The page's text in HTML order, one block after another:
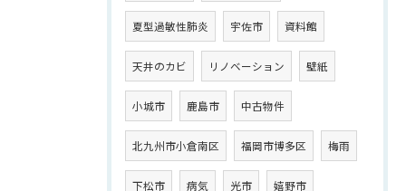
夏型過敏性肺炎 宇佐市 資料館
天井のカビ リノベーション 壁紙
小城市 鹿島市 中古物件
北九州市小倉南区 福岡市博多区 梅雨
下松市 病気 光市 嬉野市